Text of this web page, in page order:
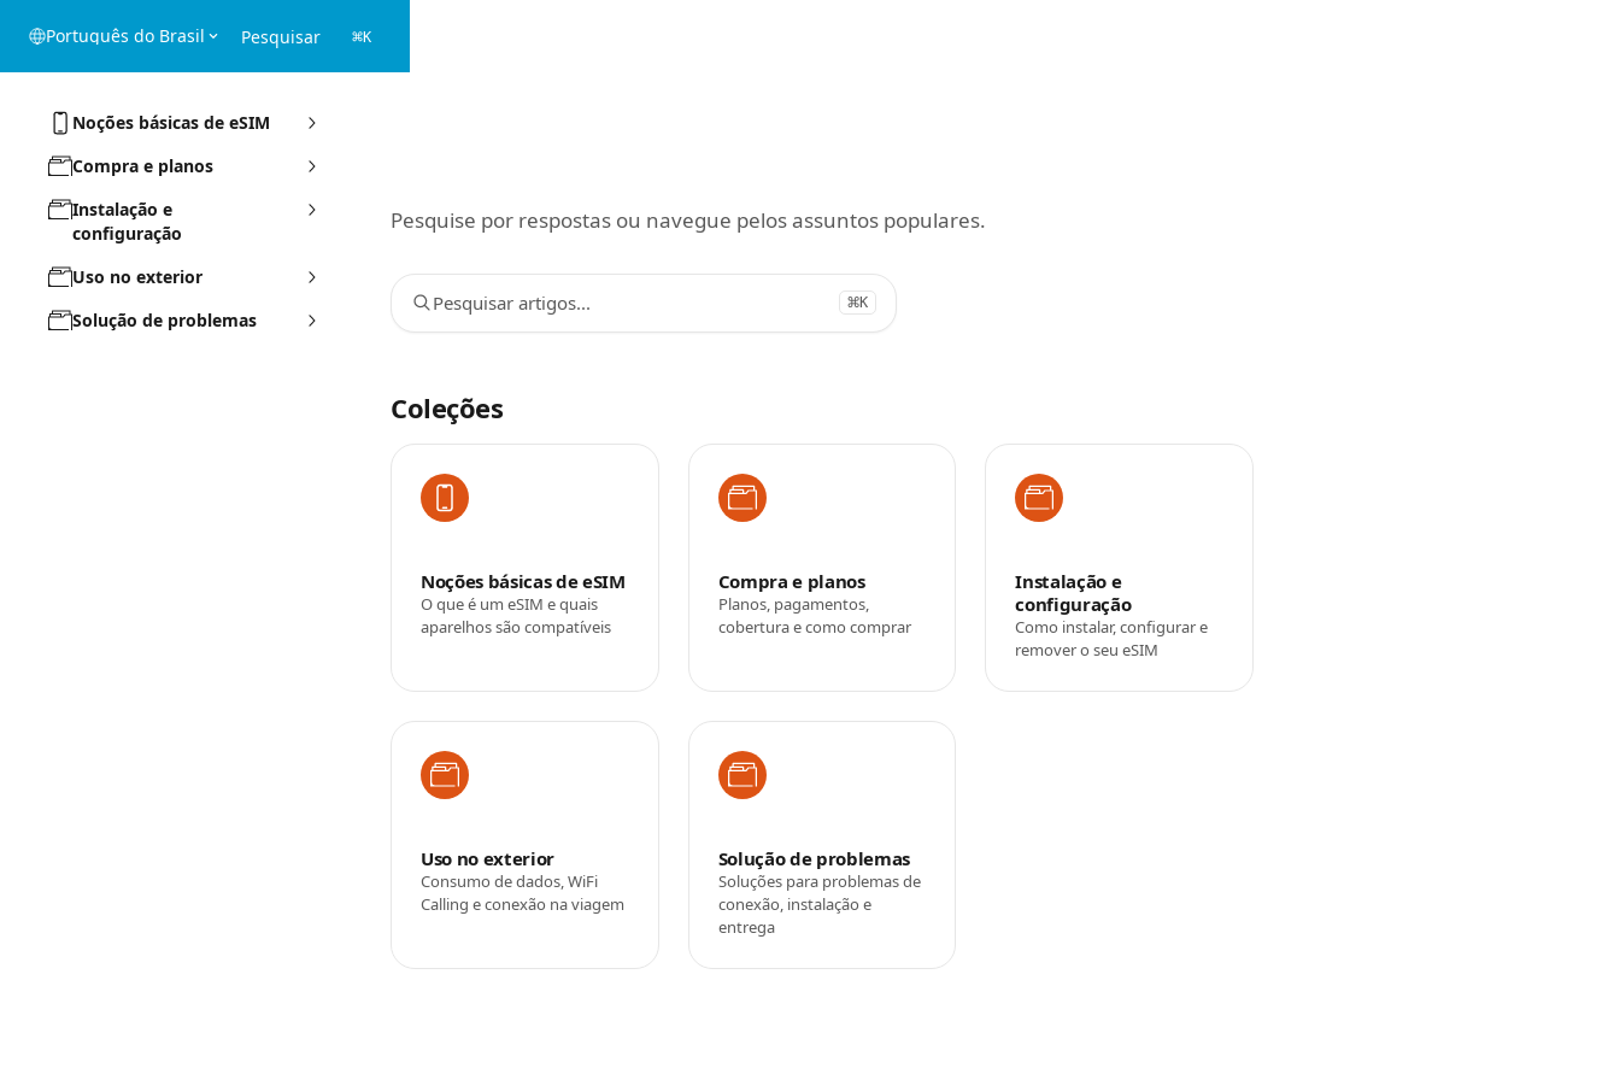
Português do Brasil Pesquisar ⌘K
Noções básicas de eSIM
Compra e planos
Instalação e
configuração
Uso no exterior
Solução de problemas
Pesquise por respostas ou navegue pelos assuntos populares.
Pesquisar artigos... ⌘K
Coleções
Noções básicas de eSIM
O que é um eSIM e quais
aparelhos são compatíveis
Compra e planos
Planos, pagamentos,
cobertura e como comprar
Instalação e
configuração
Como instalar, configurar e
remover o seu eSIM
Uso no exterior
Consumo de dados, WiFi
Calling e conexão na viagem
Solução de problemas
Soluções para problemas de
conexão, instalação e
entrega